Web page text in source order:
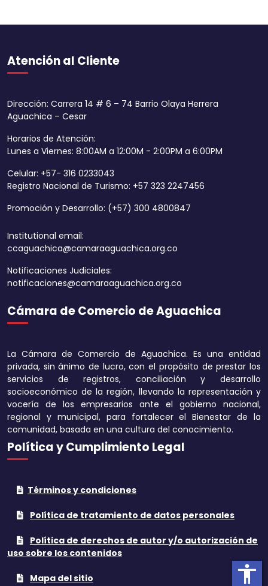
Atención al Cliente
Dirección: Carrera 14 # 6 – 74 Barrio Olaya Herrera
Aguachica – Cesar
Horarios de Atención:
Lunes a Viernes: 8:00AM a 12:00M - 2:00PM a 6:00PM
Celular: +57- 316 0233043
Registro Nacional de Turismo: +57 323 2247456
Promoción y Desarrollo: (+57) 300 4800847
Institutional email:
ccaguachica@camaraaguachica.org.co
Notificaciones Judiciales:
notificaciones@camaraaguachica.org.co
Cámara de Comercio de Aguachica
La Cámara de Comercio de Aguachica. Es una entidad
privada, sin ánimo de lucro, con el propósito de prestar los
servicios de registros, conciliación y desarrollo
socioeconómico de la región, llevando la representación y
vocería de los empresarios ante el gobierno nacional,
regional y municipal, para fortalecer el Bienestar de la
comunidad, basada en una cultura del conocimiento.
Política y Cumplimiento Legal
Términos y condiciones
Política de tratamiento de datos personales
Política de derechos de autor y/o autorización de
uso sobre los contenidos
Mapa del sitio accessibility
Aumentar
Aumentar el
texto
Disminuir el
texto
Aumentar la
Tonos grises
Subrayar enlaces
Cursor grande